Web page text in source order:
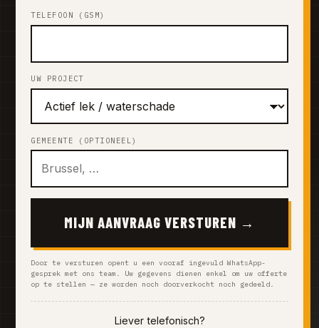
TELEFOON (GSM)
UW PROJECT
GEMEENTE (OPTIONEEL)
MIJN AANVRAAG VERSTUREN →
Door te versturen opent u een vooraf ingevuld WhatsApp-
gesprek met ons team. Uw gegevens dienen enkel om uw offerte
op te stellen — ze worden noch doorverkocht noch gedeeld.
Liever telefonisch?